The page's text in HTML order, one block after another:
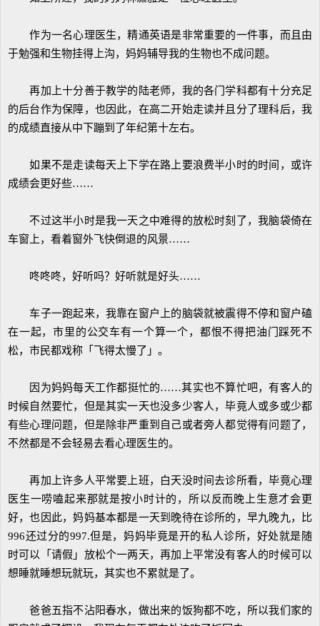
作为一名心理医生，精通英语是非常重要的一件事，而且由
于勉强和生物挂得上沟，妈妈辅导我的生物也不成问题。
再加上十分善于教学的陆老师，我的各门学科都有十分充足
的后台作为保障，也因此，在高二开始走读并且分了理科后，我
的成绩直接从中下蹦到了年纪第十左右。
如果不是走读每天上下学在路上要浪费半小时的时间，或许
成绩会更好些……
不过这半小时是我一天之中难得的放松时刻了，我脑袋倚在
车窗上，看着窗外飞快倒退的风景……
咚咚咚，好听吗？好听就是好头……
车子一跑起来，我靠在窗户上的脑袋就被震得不停和窗户磕
在一起，市里的公交车有一个算一个，都恨不得把油门踩死不
松，市民都戏称「飞得太慢了」。
因为妈妈每天工作都挺忙的……其实也不算忙吧，有客人的
时候自然要忙，但是其实一天也没多少客人，毕竟人或多或少都
有些心理问题，但是除非严重到自己或者旁人都觉得有问题了，
不然都是不会轻易去看心理医生的。
再加上许多人平常要上班，白天没时间去诊所看，毕竟心理
医生一唠嗑起来那就是按小时计的，所以反而晚上生意才会更
好，也因此，妈妈基本都是一天到晚待在诊所的，早九晚九，比
996还过分的997.但是，妈妈毕竟是开的私人诊所，好处就是随
时可以「请假」放松个一两天，再加上平常没有客人的时候可以
想睡就睡想玩就玩，其实也不累就是了。
爸爸五指不沾阳春水，做出来的饭狗都不吃，所以我们家的